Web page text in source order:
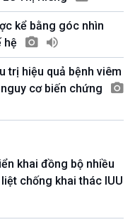
phút Sự kiện - Luận bàn
chuyện thời sự
chảy sự kiện
thoại
đàn chủ nhật
đêm
kể bằng góc nhìn
hệ
trị hiệu quả bệnh viêm
cơ biến chứng
khai đồng bộ nhiều
chống khai thác IUU